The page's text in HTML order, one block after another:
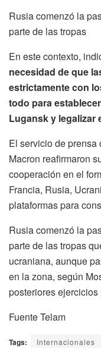
Rusia comenzó la
parte de las tropas
En este contexto,
necesidad de que
estrictamente con
todo para
Lugansk y legalizar
El servicio de
Macron reafirmaron
cooperación en el
Francia, Rusia,
plataformas para
Rusia comenzó la
parte de las tropas
ucraniana, aunque
en la zona, según
posteriores ejercicios
Fuente Telam
Tags: Internacionales